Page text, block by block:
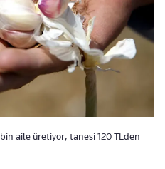
aile üretiyor, tanesi 120 TLden